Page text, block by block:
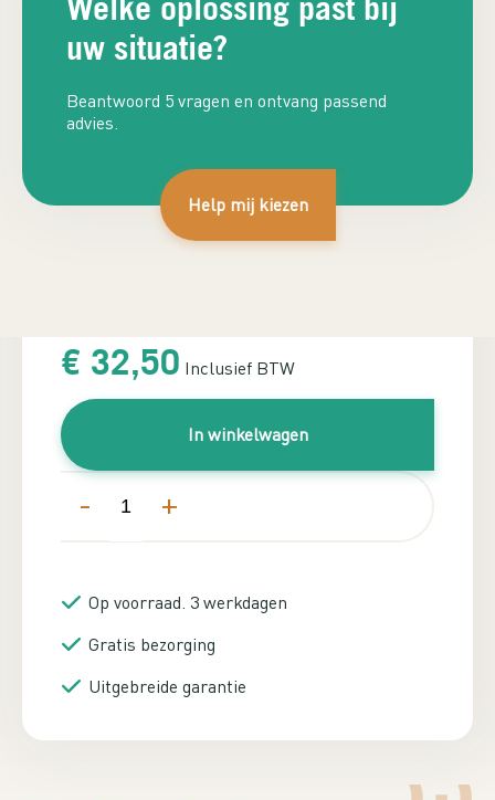
uw situatie?
Beantwoord 5 vragen en ontvang passend
advies.
Help mij kiezen
€ 32,50 Inclusief BTW
In winkelwagen
- +
Op voorraad. 3 werkdagen
Gratis bezorging
Uitgebreide garantie